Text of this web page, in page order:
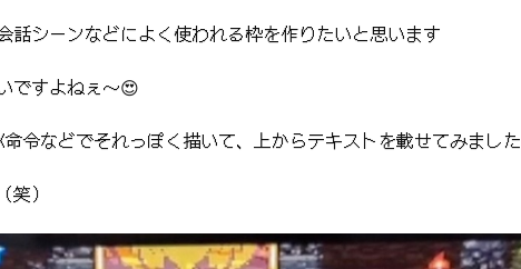
話シーンなどによく使われる枠を作りたいと思います
ですよねぇ～😍
命令などでそれっぽく描いて、上からテキストを載せてみました
）